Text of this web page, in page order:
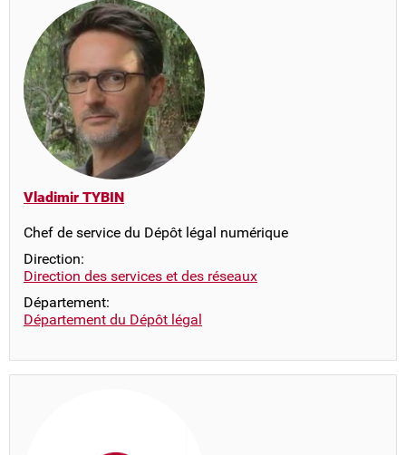
Vladimir TYBIN
Chef de service du Dépôt légal numérique
Direction:
Direction des services et des réseaux
Département:
Département du Dépôt légal